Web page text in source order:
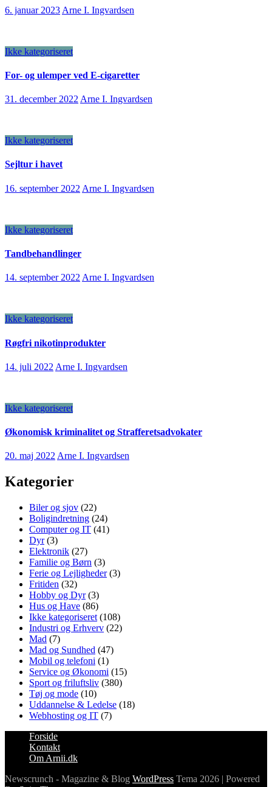
6. januar 2023 Arne I. Ingvardsen
Ikke kategoriseret
For- og ulemper ved E-cigaretter
31. december 2022 Arne I. Ingvardsen
Ikke kategoriseret
Sejltur i havet
16. september 2022 Arne I. Ingvardsen
Ikke kategoriseret
Tandbehandlinger
14. september 2022 Arne I. Ingvardsen
Ikke kategoriseret
Røgfri nikotinprodukter
14. juli 2022 Arne I. Ingvardsen
Ikke kategoriseret
Økonomisk kriminalitet og Strafferetsadvokater
20. maj 2022 Arne I. Ingvardsen
Kategorier
Biler og sjov (22)
Boligindretning (24)
Computer og IT (41)
Dyr(3)
Elektronik (27)
Familie og Børn (3)
Ferie og Lejligheder(3)
Fritiden (32)
Hobby og Dyr(3)
Hus og Have (86)
Ikke kategoriseret (108)
Industri og Erhverv (22)
Mad (7)
Mad og Sundhed (47)
Mobil og telefoni (1)
Service og Økonomi (15)
Sport og friluftsliv (380)
Tøj og mode (10)
Uddannelse & Ledelse (18)
Webhosting og IT (7)
Forside
Kontakt
Om Arnii.dk
Newscrunch - Magazine & Blog WordPress Tema 2026 | Powered